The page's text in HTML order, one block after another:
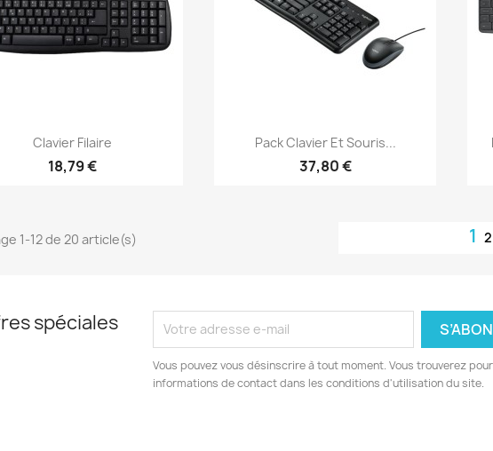
Aperçu rapide
Clavier Filaire
18,79 €
Aperçu rapide
Pack Clavier Et Souris...
37,80 €
1-12 de 20 article(s) 1 2
spéciales
Vous pouvez vous désinscrire à tout moment. Vous trouverez
informations de contact dans les conditions d'utilisation du site.